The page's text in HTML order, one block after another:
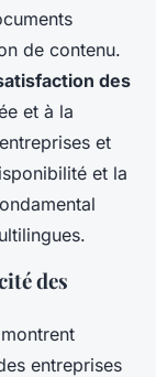
de contenu.
des
et à la
et
et la
des
entreprises